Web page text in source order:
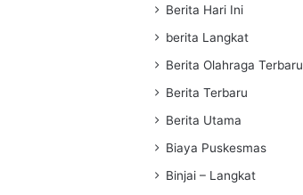
Berita Hari Ini
berita Langkat
Berita Olahraga Terbaru
Berita Terbaru
Berita Utama
Biaya Puskesmas
Binjai – Langkat